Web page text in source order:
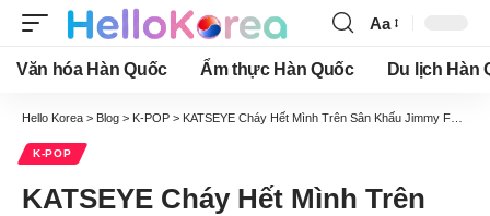
Font
Resizer
Aa
Văn hóa Hàn Quốc Ẩm thực Hàn Quốc Du lịch Hàn
Hello Korea > Blog > K-POP > KATSEYE Cháy Hết Mình Trên Sân Khấu Jimmy Fallon, Vươn Tầm Thế Giới!
K-POP
KATSEYE Cháy Hết Mình Trên